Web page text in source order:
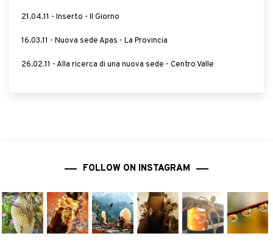
21.04.11 - Inserto - Il Giorno
16.03.11 - Nuova sede Apas - La Provincia
26.02.11 - Alla ricerca di una nuova sede - Centro Valle
FOLLOW ON INSTAGRAM